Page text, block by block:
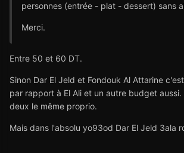
personnes (entrée - plat - dessert) sans
Merci.
Entre 50 et 60 DT.
Sinon Dar El Jeld et Fondouk Al Attarine
par rapport à El Ali et un autre budget aussi.
deux le même proprio.
Mais dans l'absolu yo93od Dar El Jeld 3ala